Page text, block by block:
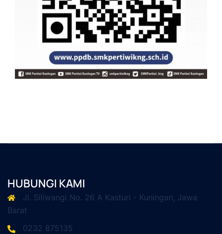
HUBUNGI KAMI
Jl. Siliwangi No. 26 A Kasturi - Kuningan, Jawa
Barat
0232 875135